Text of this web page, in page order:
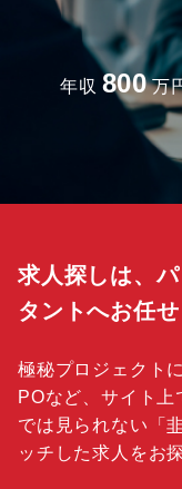
年収 800 万
求人探しは、
タントへお任せ
極秘プロジェクト
POなど、サイト上
では見られない「
ッチした求人をお